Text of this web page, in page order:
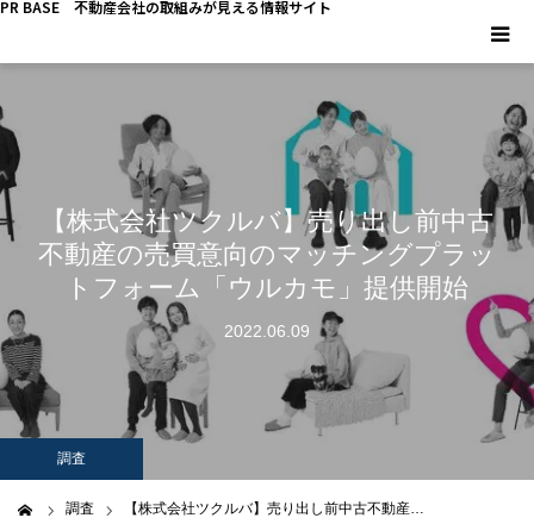
PR BASE 不動産会社の取組みが見える情報サイト
【株式会社ツクルバ】売り出し前中古
不動産の売買意向のマッチングプラッ
トフォーム「ウルカモ」提供開始
2022.06.09
調査
調査 【株式会社ツクルバ】売り出し前中古不動産…
PR BASEとは
キーマンインタビュー
不動産 YouTube
不動産 SNS
不動産関連調査
不動産事業者向けコラム